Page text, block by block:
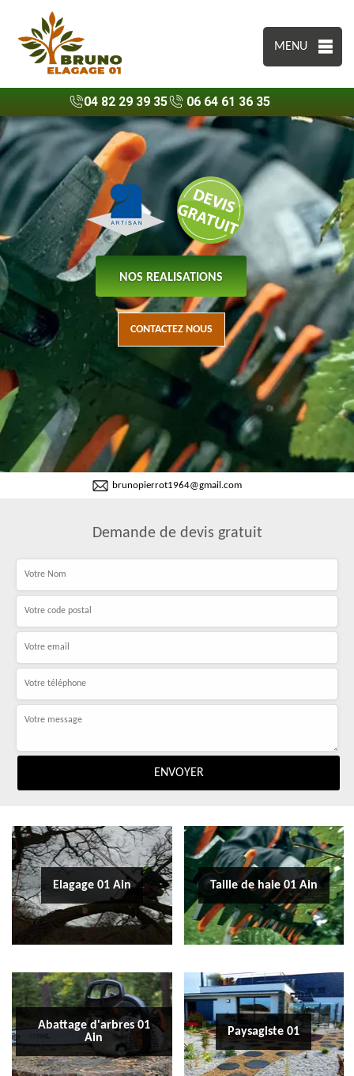
MENU
04 82 29 39 35 06 64 61 36 35
NOS REALISATIONS
CONTACTEZ NOUS
brunopierrot1964@gmail.com
Demande de devis gratuit
Elagage 01 Ain Taille de haie 01 Ain
Abattage d'arbres 01
Ain
Paysagiste 01